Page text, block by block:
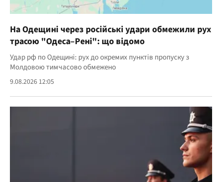
На Одещині через російські удари обмежили рух
трасою "Одеса–Рені": що відомо
Удар рф по Одещині: рух до окремих пунктів пропуску з
Молдовою тимчасово обмежено
9.08.2026 12:05